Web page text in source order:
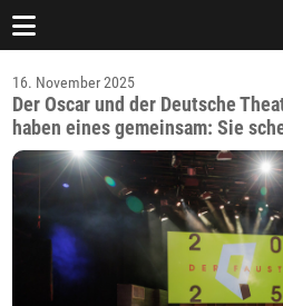
16. November 2025
Der Oscar und der Deutsche
haben eines gemeinsam: Sie